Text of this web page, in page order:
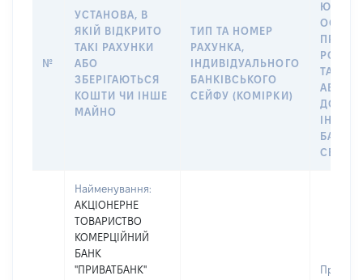
№
УСТАНОВА, В
ЯКІЙ ВІДКРИТО
ТАКІ РАХУНКИ
АБО
ЗБЕРІГАЮТЬСЯ
КОШТИ ЧИ ІНШЕ
МАЙНО
ТИП ТА НОМЕР
РАХУНКА,
ІНДИВІДУАЛЬНОГО
БАНКІВСЬКОГО
СЕЙФУ (КОМІРКИ)
ПРАВО
ТАКИМ
АБО
ДО
СЕЙФУ
Найменування:
АКЦІОНЕРНЕ
ТОВАРИСТВО
КОМЕРЦІЙНИЙ
БАНК
"ПРИВАТБАНК"